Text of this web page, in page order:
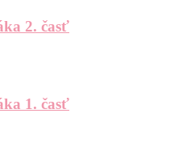
2. časť
1. časť